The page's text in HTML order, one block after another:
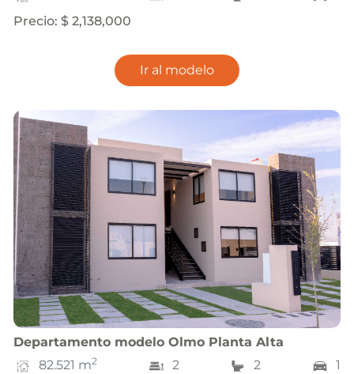
Precio: $ 2,138,000
Ir al modelo
Departamento modelo Olmo Planta Alta
82.521 m2 2 2
1